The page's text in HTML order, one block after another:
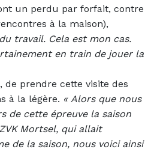
un perdu par forfait, contre
à la maison),
travail. Cela est mon cas.
en train de jouer la
de prendre cette visite des
à la légère. « Alors que nous
de cette épreuve la saison
Mortsel, qui allait
de la saison, nous voici ainsi